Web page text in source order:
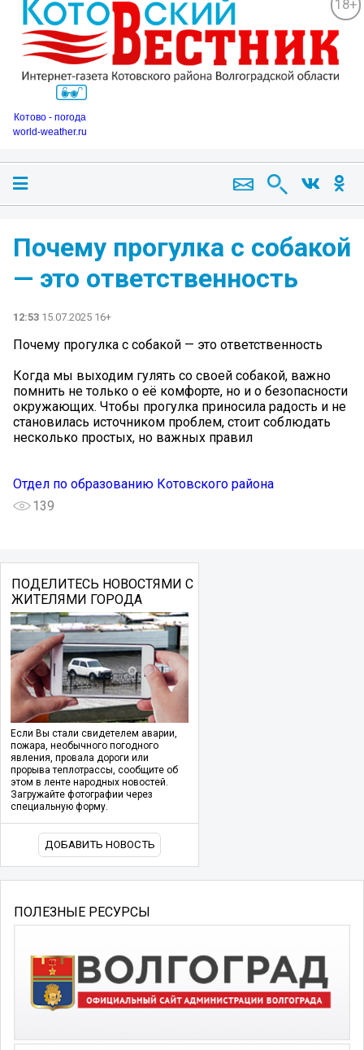
18+
Котово - погода
world-weather.ru
Почему прогулка с собакой
— это ответственность
12:53 15.07.2025 16+
Почему прогулка с собакой — это ответственность
Когда мы выходим гулять со своей собакой, важно
помнить не только о её комфорте, но и о безопасности
окружающих. Чтобы прогулка приносила радость и не
становилась источником проблем, стоит соблюдать
несколько простых, но важных правил️
Отдел по образованию Котовского района
139
ПОДЕЛИТЕСЬ НОВОСТЯМИ С
ЖИТЕЛЯМИ ГОРОДА
Если Вы стали свидетелем аварии,
пожара, необычного погодного
явления, провала дороги или
прорыва теплотрассы, сообщите об
этом в ленте народных новостей.
Загружайте фотографии через
специальную форму.
ДОБАВИТЬ НОВОСТЬ
ПОЛЕЗНЫЕ РЕСУРСЫ